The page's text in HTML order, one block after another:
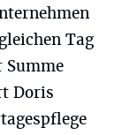
Tag
Doris